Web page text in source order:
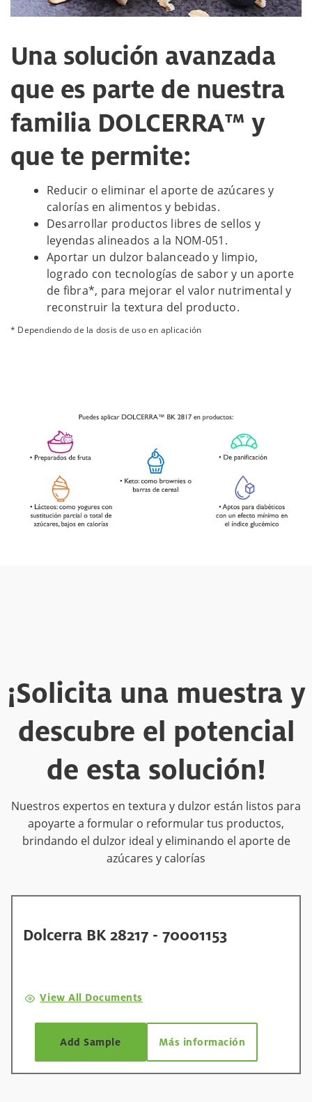
Una solución avanzada
que es parte de nuestra
familia DOLCERRA™ y
que te permite:
Reducir o eliminar el aporte de azúcares y
calorías en alimentos y bebidas.
Desarrollar productos libres de sellos y
leyendas alineados a la NOM-051.
Aportar un dulzor balanceado y limpio,
logrado con tecnologías de sabor y un aporte
de fibra*, para mejorar el valor nutrimental y
reconstruir la textura del producto.
* Dependiendo de la dosis de uso en aplicación
¡Solicita una muestra y
descubre el potencial
de esta solución!
Nuestros expertos en textura y dulzor están listos para
apoyarte a formular o reformular tus productos,
brindando el dulzor ideal y eliminando el aporte de
azúcares y calorías
Dolcerra BK 28217 - 70001153
View All Documents
Add Sample Más información